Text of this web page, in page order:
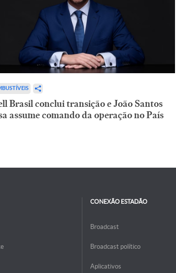
Brasil conclui transição e João Santos
assume comando da operação no País
CONEXÃO ESTADÃO
Broadcast
Broadcast político
Aplicativos